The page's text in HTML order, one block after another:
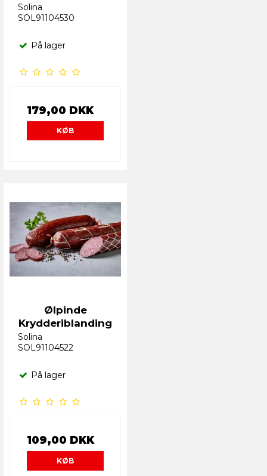
Solina
SOL91104530
På lager
179,00 DKK
KØB
Ølpinde
Krydderiblanding
Solina
SOL91104522
På lager
109,00 DKK
KØB